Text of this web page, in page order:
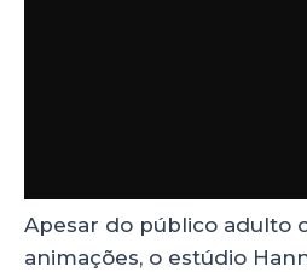
Apesar do público adulto
animações, o estúdio